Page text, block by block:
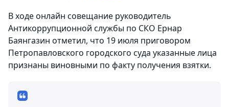
В ходе онлайн совещание руководитель
Антикоррупционной службы по СКО Ернар
Баянгазин отметил, что 19 июля приговором
Петропавловского городского суда указанные лица
признаны виновными по факту получения взятки.